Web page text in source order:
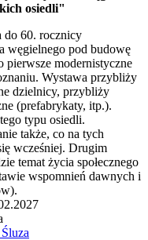
osiedli"
do 60. rocznicy
węgielnego pod budowę
pierwsze modernistyczne
Wystawa przybliży
dzielnicy, przybliży
(prefabrykaty, itp.).
typu osiedli.
także, co na tych
wcześniej. Drugim
temat życia społecznego
wspomnień dawnych i